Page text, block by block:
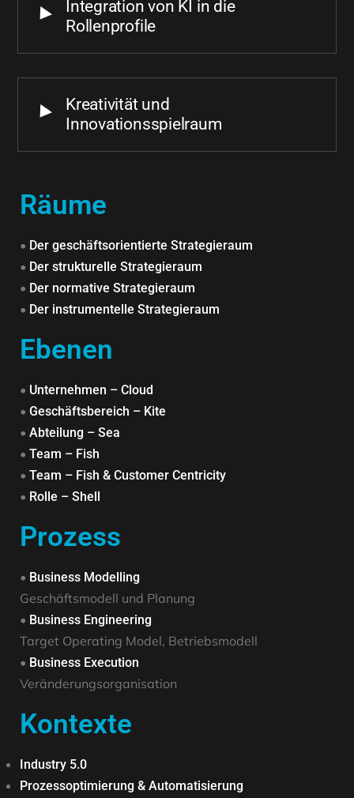
Integration von KI in die
Rollenprofile
Kreativität und
Innovationsspielraum
Räume
• Der geschäftsorientierte Strategieraum
• Der strukturelle Strategieraum
• Der normative Strategieraum
• Der instrumentelle Strategieraum
Ebenen
• Unternehmen – Cloud
• Geschäftsbereich – Kite
• Abteilung – Sea
• Team – Fish
• Team – Fish & Customer Centricity
• Rolle – Shell
Prozess
• Business Modelling
Geschäftsmodell und Planung
• Business Engineering
Target Operating Model, Betriebsmodell
• Business Execution
Veränderungsorganisation
Kontexte
Industry 5.0
Prozessoptimierung & Automatisierung